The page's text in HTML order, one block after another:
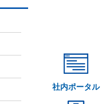
社内ポータル